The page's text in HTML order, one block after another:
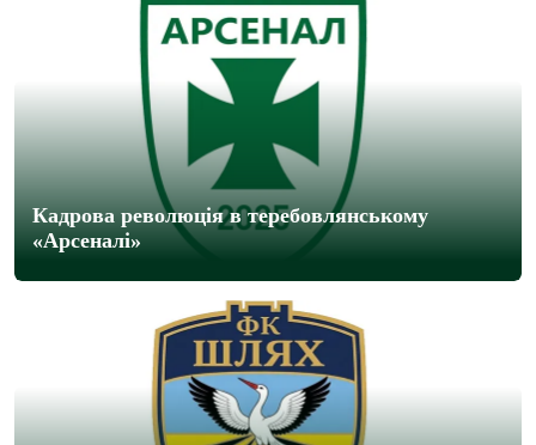
Кадрова революція в теребовлянському
«Арсеналі»